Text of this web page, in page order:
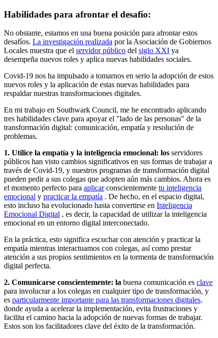
Habilidades para afrontar el desafío:
No obstante, estamos en una buena posición para afrontar estos
desafíos. La investigación realizada por la Asociación de Gobiernos
Locales muestra que el servidor público del siglo XXI ya
desempeña nuevos roles y aplica nuevas habilidades sociales.
Covid-19 nos ha impulsado a tomarnos en serio la adopción de estos
nuevos roles y la aplicación de estas nuevas habilidades para
respaldar nuestras transformaciones digitales.
En mi trabajo en Southwark Council, me he encontrado aplicando
tres habilidades clave para apoyar el "lado de las personas" de la
transformación digital: comunicación, empatía y resolución de
problemas.
1. Utilice la empatía y la inteligencia emocional: los servidores
públicos han visto cambios significativos en sus formas de trabajar a
través de Covid-19, y nuestros programas de transformación digital
pueden pedir a sus colegas que adopten aún más cambios. Ahora es
el momento perfecto para aplicarconscientemente tu inteligencia
emocional y practicar la empatía . De hecho, en el espacio digital,
esto incluso ha evolucionado hasta convertirse en Inteligencia
Emocional Digital , es decir, la capacidad de utilizar la inteligencia
emocional en un entorno digital interconectado.
En la práctica, esto significa escuchar con atención y practicar la
empatía mientras interactuamos con colegas, así como prestar
atención a sus propios sentimientos en la tormenta de transformación
digital perfecta.
2. Comunicarse conscientemente: la buena comunicación es clave
para involucrar a los colegas en cualquier tipo de transformación, y
es particularmente importante para las transformaciones digitales,
donde ayuda a acelerar la implementación, evita frustraciones y
facilita el camino hacia la adopción de nuevas formas de trabajar.
Estos son los facilitadores clave del éxito de la transformación.